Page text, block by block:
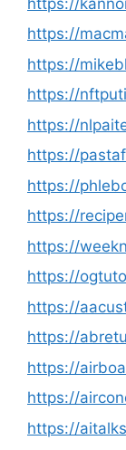
https://
https://
https://
https://
https://
https://
https://
https://
https://
https://
https://
https://
https://
https://